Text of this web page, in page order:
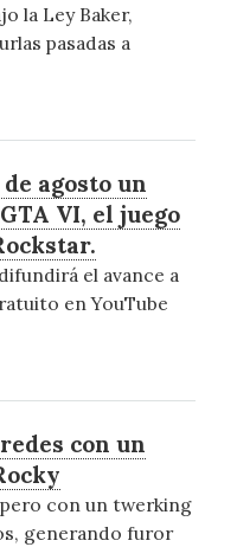
la Ley Baker,
pasadas a
agosto un
VI, el juego
el avance a
en YouTube
con un
con un twerking
generando furor